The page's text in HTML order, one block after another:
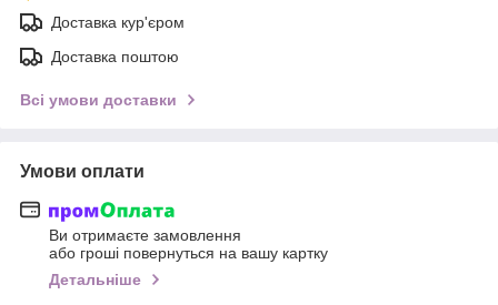
Доставка кур'єром
Доставка поштою
Всі умови доставки
Умови оплати
Ви отримаєте замовлення
або гроші повернуться на вашу картку
Детальніше